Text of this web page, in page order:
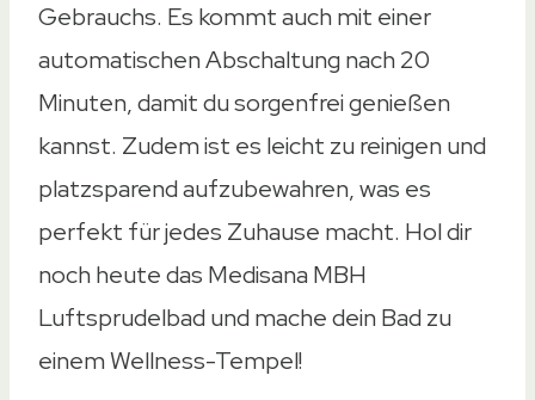
Gebrauchs. Es kommt auch mit einer
automatischen Abschaltung nach 20
Minuten, damit du sorgenfrei genießen
kannst. Zudem ist es leicht zu reinigen und
platzsparend aufzubewahren, was es
perfekt für jedes Zuhause macht. Hol dir
noch heute das Medisana MBH
Luftsprudelbad und mache dein Bad zu
einem Wellness-Tempel!